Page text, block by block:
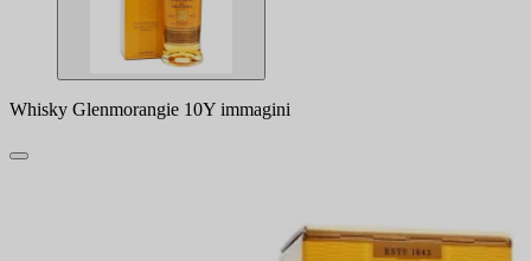
Whisky Glenmorangie 10Y immagini